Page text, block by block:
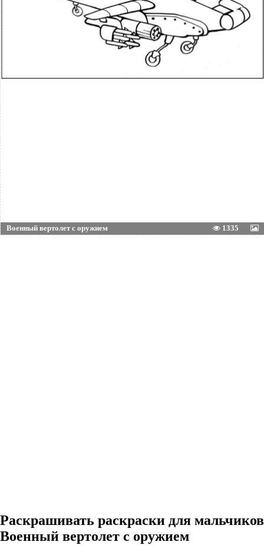
Военный вертолет с оружием 1335
Раскрашивать раскраски для мальчиков
Военный вертолет с оружием